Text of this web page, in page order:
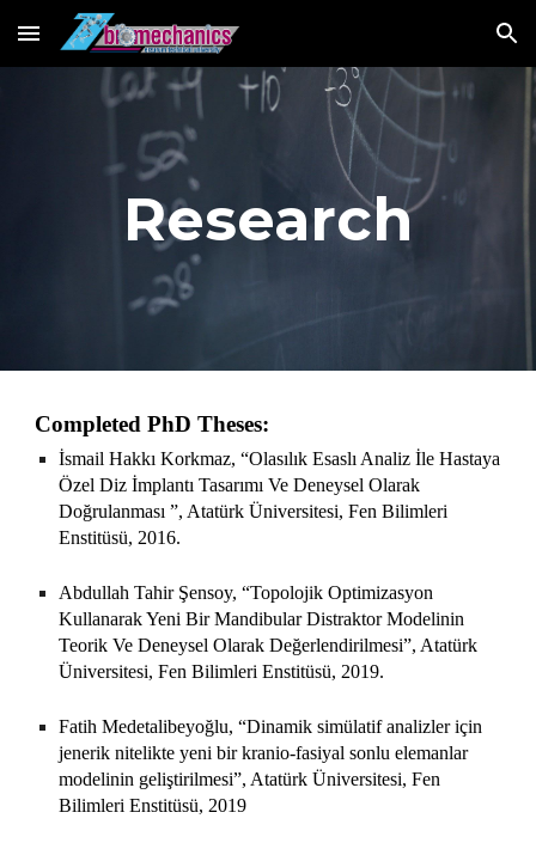
Skip to main content Skip to navigation
Research
Completed PhD Theses:
İsmail Hakkı Korkmaz, “Olasılık Esaslı Analiz İle Hastaya
Özel Diz İmplantı Tasarımı Ve Deneysel Olarak
Doğrulanması ”, Atatürk Üniversitesi, Fen Bilimleri
Enstitüsü, 2016.
Abdullah Tahir Şensoy, “Topolojik Optimizasyon
Kullanarak Yeni Bir Mandibular Distraktor Modelinin
Teorik Ve Deneysel Olarak Değerlendirilmesi”, Atatürk
Üniversitesi, Fen Bilimleri Enstitüsü, 2019.
Fatih Medetalibeyoğlu, “Dinamik simülatif analizler için
jenerik nitelikte yeni bir kranio-fasiyal sonlu elemanlar
modelinin geliştirilmesi”, Atatürk Üniversitesi, Fen
Bilimleri Enstitüsü, 2019